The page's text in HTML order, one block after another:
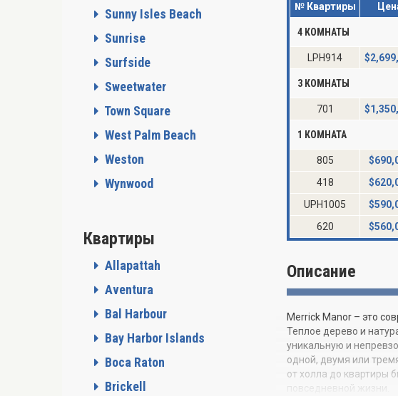
№ Квартиры
4 КОМНАТЫ
LPH914 $
3 КОМНАТЫ
701 $
1 КОМНАТА
805 $
418
$
UPH1005
$
620
$
Описание
Merrick Manor – это
Теплое дерево и
уникальную и
одной, двумя или
от холла до квартиры
повседневной жизни.
Sunny Isles Beach
Sunrise
Surfside
Sweetwater
Town Square
West Palm Beach
Weston
Wynwood
Квартиры
Allapattah
Aventura
Bal Harbour
Bay Harbor Islands
Boca Raton
Brickell